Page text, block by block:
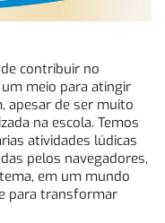
contribuir no
meio para atingir
apesar de ser muito
na escola. Temos
atividades lúdicas
pelos navegadores,
em um mundo
para transformar